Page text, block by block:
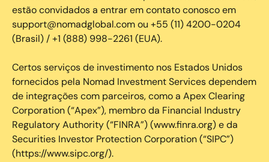
estão convidados a entrar em contato conosco em
support@nomadglobal.com ou +55 (11) 4200-0204
(Brasil) / +1 (888) 998-2261 (EUA).
Certos serviços de investimento nos Estados Unidos
fornecidos pela Nomad Investment Services dependem
de integrações com parceiros, como a Apex Clearing
Corporation (“Apex”), membro da Financial Industry
Regulatory Authority (“FINRA”) (www.finra.org) e da
Securities Investor Protection Corporation (“SIPC”)
(https://www.sipc.org/).